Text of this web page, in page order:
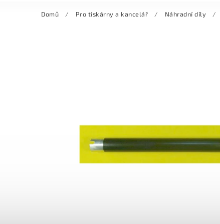
Domů / Pro tiskárny a kancelář / Náhradní díly /